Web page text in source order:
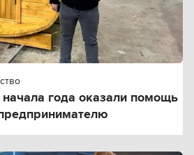
года оказали помощь